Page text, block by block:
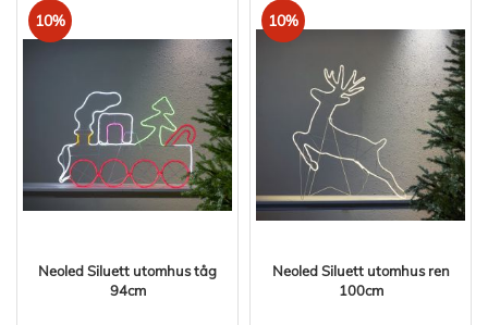
10%
Neoled Siluett utomhus tåg
94cm
10%
Neoled Siluett utomhus ren
100cm